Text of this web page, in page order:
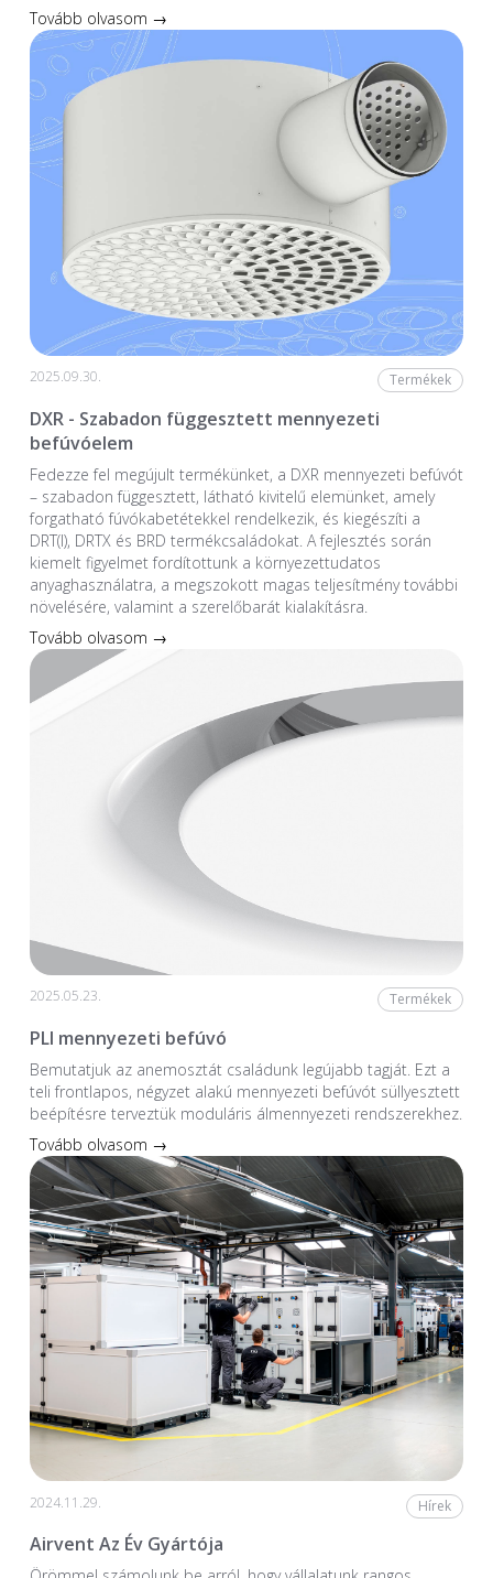
Tovább olvasom →
2025.09.30. Termékek
DXR - Szabadon függesztett mennyezeti
befúvóelem
Fedezze fel megújult termékünket, a DXR mennyezeti befúvót
– szabadon függesztett, látható kivitelű elemünket, amely
forgatható fúvókabetétekkel rendelkezik, és kiegészíti a
DRT(I), DRTX és BRD termékcsaládokat. A fejlesztés során
kiemelt figyelmet fordítottunk a környezettudatos
anyaghasználatra, a megszokott magas teljesítmény további
növelésére, valamint a szerelőbarát kialakításra.
Tovább olvasom →
2025.05.23. Termékek
PLI mennyezeti befúvó
Bemutatjuk az anemosztát családunk legújabb tagját. Ezt a
teli frontlapos, négyzet alakú mennyezeti befúvót süllyesztett
beépítésre terveztük moduláris álmennyezeti rendszerekhez.
Tovább olvasom →
2024.11.29. Hírek
Airvent Az Év Gyártója